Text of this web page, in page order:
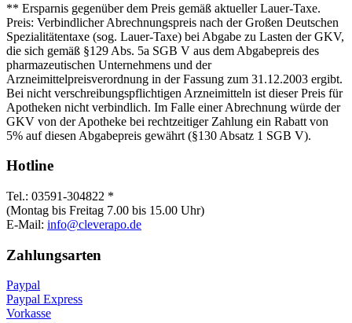
** Ersparnis gegenüber dem Preis gemäß aktueller Lauer-Taxe.
Preis: Verbindlicher Abrechnungspreis nach der Großen Deutschen
Spezialitätentaxe (sog. Lauer-Taxe) bei Abgabe zu Lasten der GKV,
die sich gemäß §129 Abs. 5a SGB V aus dem Abgabepreis des
pharmazeutischen Unternehmens und der
Arzneimittelpreisverordnung in der Fassung zum 31.12.2003 ergibt.
Bei nicht verschreibungspflichtigen Arzneimitteln ist dieser Preis für
Apotheken nicht verbindlich. Im Falle einer Abrechnung würde der
GKV von der Apotheke bei rechtzeitiger Zahlung ein Rabatt von
5% auf diesen Abgabepreis gewährt (§130 Absatz 1 SGB V).
Hotline
Tel.: 03591-304822 *
(Montag bis Freitag 7.00 bis 15.00 Uhr)
E-Mail: info@cleverapo.de
Zahlungsarten
Paypal
Paypal Express
Vorkasse